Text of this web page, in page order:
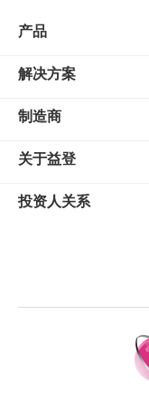
产品
解决方案
制造商
关于益登
投资人关系